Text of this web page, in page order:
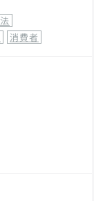
消費者